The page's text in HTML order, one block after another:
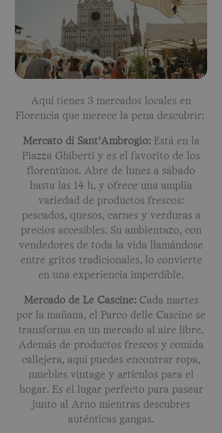
Aquí tienes 3 mercados locales en
Florencia que merece la pena descubrir:
Mercato di Sant’Ambrogio:Está en la
Piazza Ghiberti y es el favorito de los
florentinos. Abre de lunes a sábado
hasta las 14 h, y ofrece una amplia
variedad de productos frescos:
pescados, quesos, carnes y verduras a
precios accesibles. Su ambientazo, con
vendedores de toda la vida llamándose
entre gritos tradicionales, lo convierte
en una experiencia imperdible.
Mercado de Le Cascine:Cada martes
por la mañana, el Parco delle Cascine se
transforma en un mercado al aire libre.
Además de productos frescos y comida
callejera, aquí puedes encontrar ropa,
muebles vintage y artículos para el
hogar. Es el lugar perfecto para pasear
junto al Arno mientras descubres
auténticas gangas.